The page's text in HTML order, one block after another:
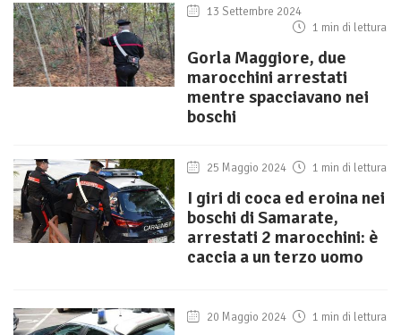
13 Settembre 2024
1 min di lettura
Gorla Maggiore, due
marocchini arrestati
mentre spacciavano nei
boschi
25 Maggio 2024 1 min di lettura
I giri di coca ed eroina nei
boschi di Samarate,
arrestati 2 marocchini: è
caccia a un terzo uomo
20 Maggio 2024 1 min di lettura